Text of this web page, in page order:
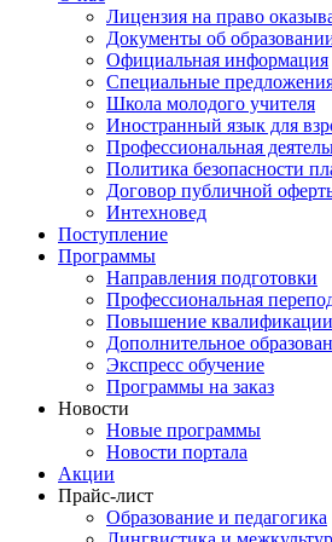
Лицензия на право
Документы об
Официальная информация
Специальные
Школа молодого учителя
Иностранный язык для
Профессиональная
Политика безопасности
Договор публичной
Интехновед
Поступление
Программы
Направления подготовки
Профессиональная
Повышение квалификации
Дополнительное
Экспресс обучение
Программы на заказ
Новости
Новые программы
Новости портала
Акции
Прайс-лист
Образование и педагогика